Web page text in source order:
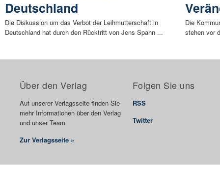
Deutschland
Die Diskussion um das Verbot der Leihmutterschaft in
Deutschland hat durch den Rücktritt von Jens Spahn ...
Die
stehen vor
Über den Verlag
Auf unserer Verlagsseite finden Sie
mehr Informationen über den Verlag
und unser Team.
Zur Verlagsseite »
Folgen Sie uns
RSS
Twitter